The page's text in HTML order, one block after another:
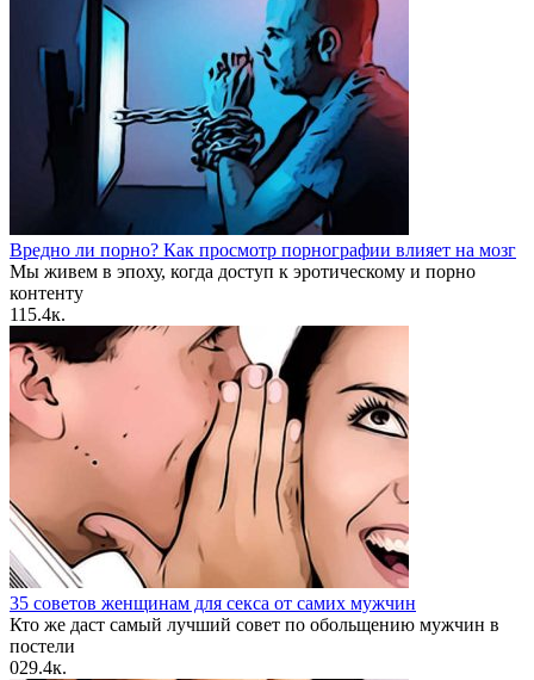
Вредно ли порно? Как просмотр порнографии влияет на мозг
Мы живем в эпоху, когда доступ к эротическому и порно
контенту
115.4к.
35 советов женщинам для секса от самих мужчин
Кто же даст самый лучший совет по обольщению мужчин в
постели
029.4к.